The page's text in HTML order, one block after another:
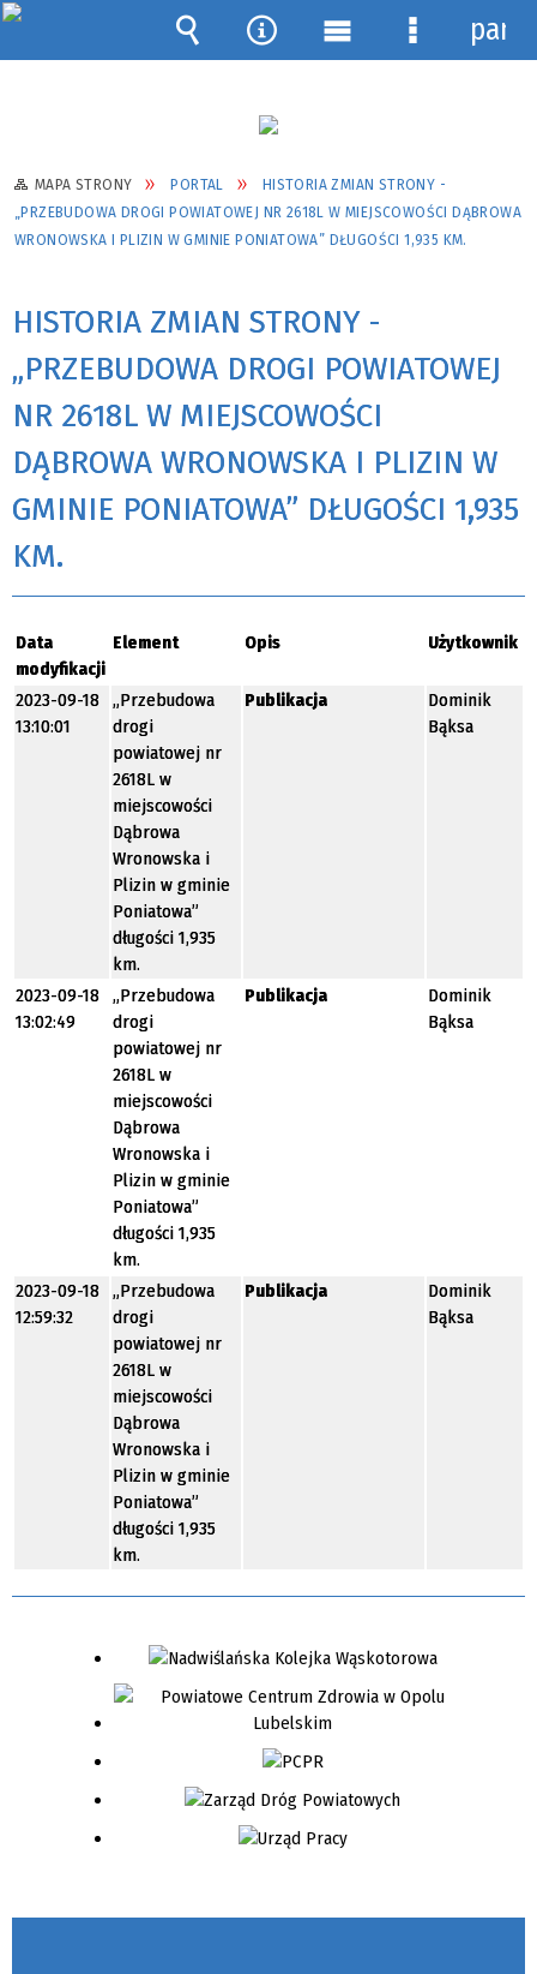
MAPA STRONY PORTAL
HISTORIA ZMIAN STRONY -
„PRZEBUDOWA DROGI POWIATOWEJ NR 2618L W MIEJSCOWOŚCI DĄBROWA
WRONOWSKA I PLIZIN W GMINIE PONIATOWA” DŁUGOŚCI 1,935 KM.
HISTORIA ZMIAN STRONY -
„PRZEBUDOWA DROGI POWIATOWEJ
NR 2618L W MIEJSCOWOŚCI
DĄBROWA WRONOWSKA I PLIZIN W
GMINIE PONIATOWA” DŁUGOŚCI 1,935
KM.
Data
modyfikacji
Element Opis Użytkownik
2023-09-18
13:10:01
„Przebudowa
drogi
powiatowej nr
2618L w
miejscowości
Dąbrowa
Wronowska i
Plizin w gminie
Poniatowa”
długości 1,935
km.
Publikacja
Dominik
Bąksa
2023-09-18
13:02:49
„Przebudowa
drogi
powiatowej nr
2618L w
miejscowości
Dąbrowa
Wronowska i
Plizin w gminie
Poniatowa”
długości 1,935
km.
Publikacja
Dominik
Bąksa
2023-09-18
12:59:32
„Przebudowa
drogi
powiatowej nr
2618L w
miejscowości
Dąbrowa
Wronowska i
Plizin w gminie
Poniatowa”
długości 1,935
km.
Publikacja
Dominik
Bąksa
Wyszukiwarka
Narzędzia
Menu Menu
panel